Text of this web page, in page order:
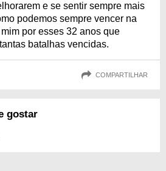
e se sentir sempre mais
podemos sempre vencer na
por esses 32 anos que
batalhas vencidas.
COMPARTILHAR
gostar